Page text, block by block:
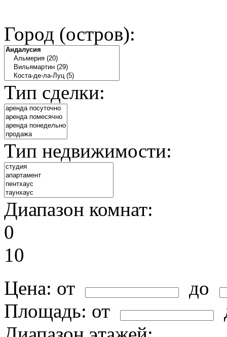
Город (остров):
Тип сделки:
Тип недвижимости:
Диапазон комнат:
0
10
Цена: от
до
Площадь: от